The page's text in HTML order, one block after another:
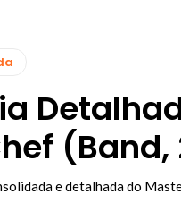
(Band,
e detalhada do